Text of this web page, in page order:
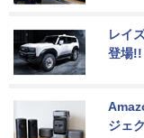
レイ
登場!!
ジェ